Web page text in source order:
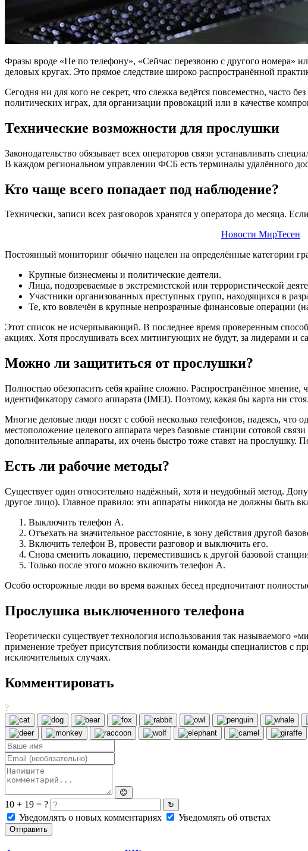
Фразы вроде «Не по телефону», «Сейчас перезвоню с другого номера»
деловых кругах. Это прямое следствие широко распространённой
Сегодня ни для кого не секрет, что слежка ведётся повсеместно, часто
политических играх, для организации провокаций или в качестве
Технические возможности для прослушки
Законодательство обязывает всех операторов связи устанавливать
В каждом региональном управлении ФСБ есть терминалы удалённого
Кто чаще всего попадает под наблюдение?
Технически, записи всех разговоров хранятся у оператора до месяца.
Новости МирТесен
Постоянный мониторинг обычно нацелен на определённые категории
Крупные бизнесмены и политические деятели.
Лица, подозреваемые в экстремистской или террористической
Участники организованных преступных групп, находящихся в
Те, кто вовлечён в крупные непрозрачные финансовые операции
Этот список не исчерпывающий. В последнее время проверенным
акциях. Хотя прослушивать всех митингующих не будут, за лидерами и
Можно ли защититься от прослушки?
Полностью обезопасить себя крайне сложно. Распространённое
идентификатору самого аппарата (IMEI). Поэтому, какая бы карта ни
Многие деловые люди носят с собой несколько телефонов, надеясь,
местоположение целевого аппарата через базовые станции сотовой
дополнительные аппараты, их очень быстро тоже ставят на прослушку.
Есть ли рабочие методы?
Существует один относительно надёжный, хотя и неудобный метод.
другое лицо). Главное правило: эти аппараты никогда не должны быть
Выключить телефон A.
Отъехать на значительное расстояние, в зону действия другой
Включить телефон B, провести разговор и выключить его.
Снова сменить локацию, переместившись к другой базовой
Только после этого можно включить телефон A.
Особо осторожные люди во время важных бесед предпочитают
Прослушка выключенного телефона
Теоретически существует технология использования так называемого
применение требует присутствия поблизости команды специалистов с
исключительных случаях.
Комментировать
?
😊
10 + 19 = ? ↻
Уведомлять о новых комментариях Уведомлять об ответах
Отправить